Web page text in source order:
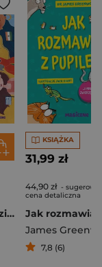
Poznajcie nas. Dzieci z róznych stron świata
KSIĄŻKA
31,99 zł
44,90 zł -
cena detaliczna
James
7,8 (6)